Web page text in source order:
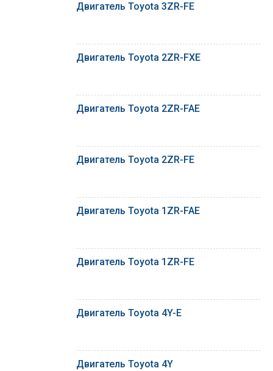
Двигатель Toyota 3ZR-FE
Двигатель Toyota 2ZR-FXE
Двигатель Toyota 2ZR-FAE
Двигатель Toyota 2ZR-FE
Двигатель Toyota 1ZR-FAE
Двигатель Toyota 1ZR-FE
Двигатель Toyota 4Y-E
Двигатель Toyota 4Y